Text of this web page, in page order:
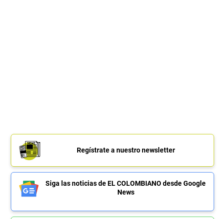
Regístrate a nuestro newsletter
Siga las noticias de EL COLOMBIANO desde Google
News